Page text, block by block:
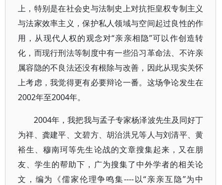
上，特别是在社会史与法制史上对抗拒皇权专制主义
与法家效率主义，保护私人领域与空间起过良性的作
用，从现代人权的观念对“亲亲相隐”可以作创造转
化，而现行刑法等制度中有一些沿习革命法、不许亲
属容隐的不良法还没有根除与改善，因此从现实关怀
上考虑，我觉得更有必要辩论一番。这场争论发生在
2002年至2004年。
2004年，我把我与孟子专家杨泽波先生及同好丁
为祥、龚建平、文碧方、胡治洪兄等人与刘清平、黄
裕生、穆南珂等先生论战的文章搜集起来，又在朋
友、学生的帮助下，广为搜集了中外学者的相关论
文，编为《儒家伦理争鸣集----以“亲亲互隐”为中